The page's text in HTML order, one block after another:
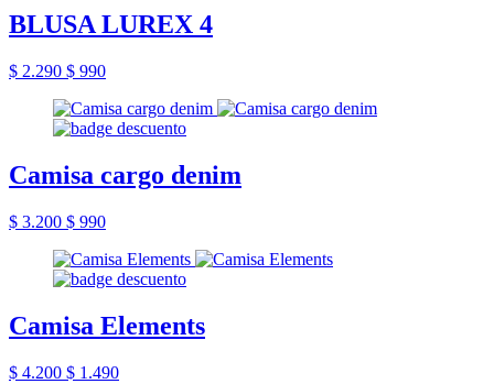
BLUSA LUREX 4
$ 2.290 $ 990
Camisa cargo denim
$ 3.200 $ 990
Camisa Elements
$ 4.200 $ 1.490